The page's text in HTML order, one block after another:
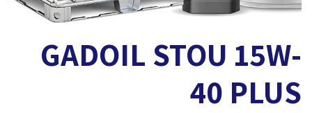
GADOIL STOU 15W-
40 PLUS